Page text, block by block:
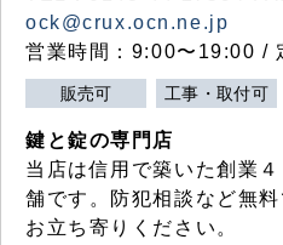
ock@crux.ocn.ne.jp
営業時間：9:00〜19:00 /
販売可 工事・取付可
鍵と錠の専門店
当店は信用で築いた創業
舗です。防犯相談など無
お立ち寄りください。